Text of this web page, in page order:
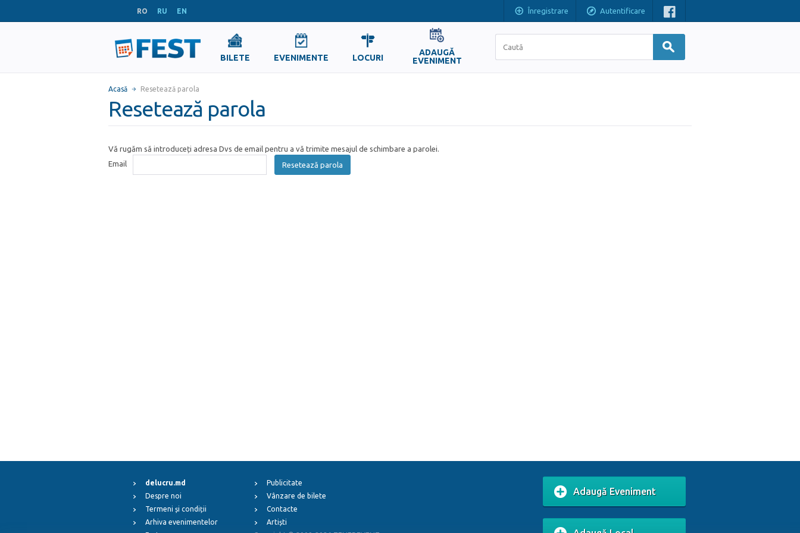
RO RU EN Înregistrare Autentificare
BILETE EVENIMENTE LOCURI
ADAUGĂ
EVENIMENT
Acasă Resetează parola
Resetează parola
Vă rugăm să introduceți adresa Dvs de email pentru a vă trimite mesajul de schimbare a parolei.
Email
Resetează parola
delucru.md
Despre noi
Termeni și condiții
Arhiva evenimentelor
Publicitate
Vânzare de bilete
Contacte
Artiști
Adaugă Eveniment